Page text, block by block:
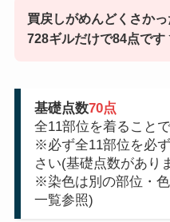
買戻しがめんどくさか
728ギルだけで84点で
基礎点数70点
全11部位を着ること
※必ず全11部位を必
さい(基礎点数があり
※染色は別の部位・
一覧参照)